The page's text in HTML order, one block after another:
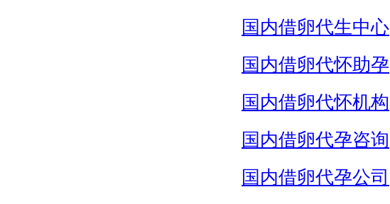
国内借卵代生中心
国内借卵代怀助孕
国内借卵代怀机构
国内借卵代孕咨询
国内借卵代孕公司